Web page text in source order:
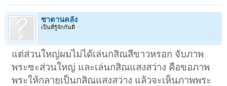
ซาตานคลั่ง
เป็นที่รู้จักกันดี
แต่ส่วนใหญ่ผมไม่ได้เล่นกสิณสีขาวหรอก จับภาพ
พระซะส่วนใหญ่ และเล่นกสิณแสงสว่าง คือขอภาพ
พระให้กลายเป็นกสิณแสงสว่าง แล้วจะเห็นภาพพระ